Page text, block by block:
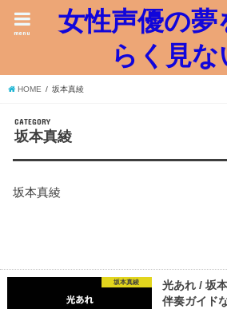
女性声優の夢
らく見な
menu
HOME 坂本真綾
CATEGORY
坂本真綾
坂本真綾
坂本真綾
光あれ / 坂
伴奏ガイドな